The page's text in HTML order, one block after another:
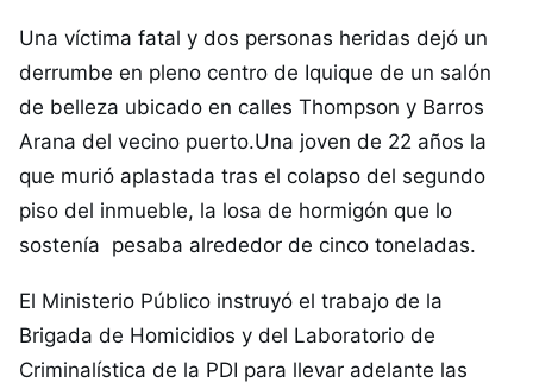
Una víctima fatal y dos personas heridas dejó un
derrumbe en pleno centro de Iquique de un salón
de belleza ubicado en calles Thompson y Barros
Arana del vecino puerto.Una joven de 22 años la
que murió aplastada tras el colapso del segundo
piso del inmueble, la losa de hormigón que lo
sostenía pesaba alrededor de cinco toneladas.
El Ministerio Público instruyó el trabajo de la
Brigada de Homicidios y del Laboratorio de
Criminalística de la PDI para llevar adelante las